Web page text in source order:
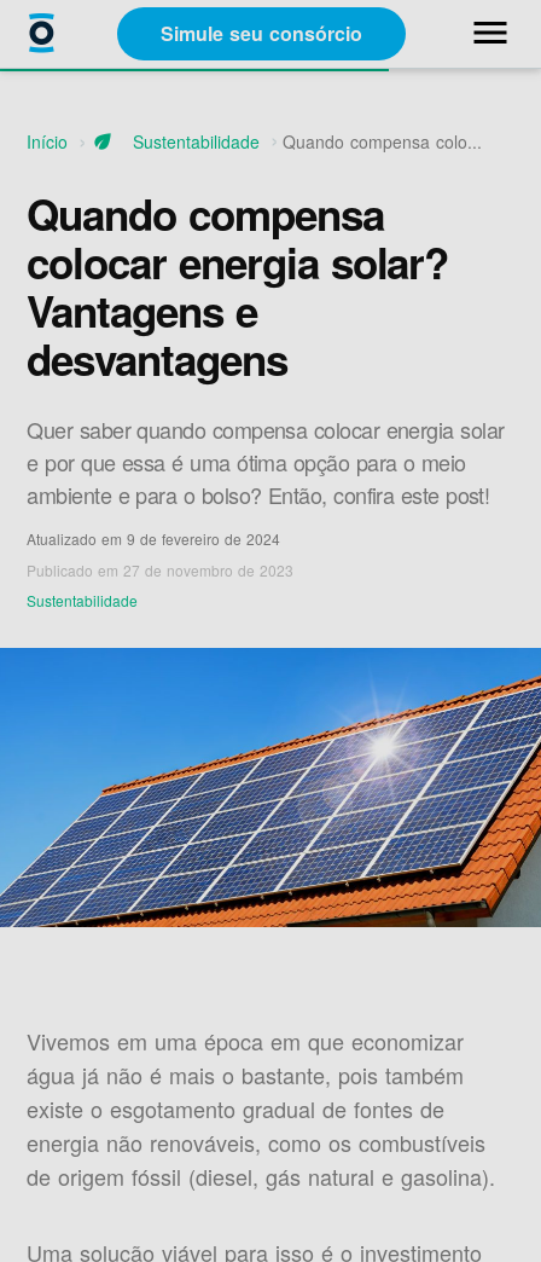
Simule seu consórcio menu
close
Categorias
Sobre a Racon
A Racon
Simule seu consórcio
Início eco Sustentabilidade Quando compensa colo...
Quando compensa
colocar energia solar?
Vantagens e
desvantagens
Quer saber quando compensa colocar energia solar
e por que essa é uma ótima opção para o meio
ambiente e para o bolso? Então, confira este post!
Atualizado em 9 de fevereiro de 2024
Publicado em 27 de novembro de 2023
Sustentabilidade
Vivemos em uma época em que economizar
água já não é mais o bastante, pois também
existe o esgotamento gradual de fontes de
energia não renováveis, como os combustíveis
de origem fóssil (diesel, gás natural e gasolina).
Uma solução viável para isso é o investimento